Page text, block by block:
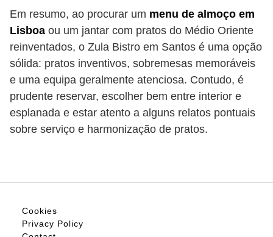
Em resumo, ao procurar um menu de almoço em
Lisboa ou um jantar com pratos do Médio Oriente
reinventados, o Zula Bistro em Santos é uma opção
sólida: pratos inventivos, sobremesas memoráveis
e uma equipa geralmente atenciosa. Contudo, é
prudente reservar, escolher bem entre interior e
esplanada e estar atento a alguns relatos pontuais
sobre serviço e harmonização de pratos.
Cookies
Privacy Policy